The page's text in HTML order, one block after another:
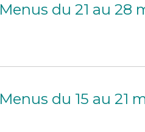
Menus du 21 au 28
Menus du 15 au 21